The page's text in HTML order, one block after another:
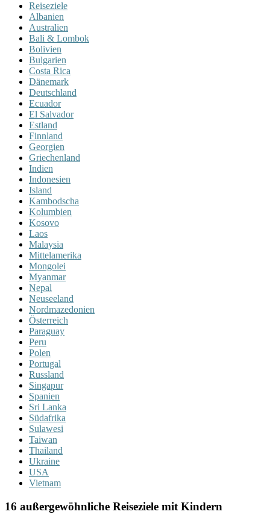
Reiseziele
Albanien
Australien
Bali & Lombok
Bolivien
Bulgarien
Costa Rica
Dänemark
Deutschland
Ecuador
El Salvador
Estland
Finnland
Georgien
Griechenland
Indien
Indonesien
Island
Kambodscha
Kolumbien
Kosovo
Laos
Malaysia
Mittelamerika
Mongolei
Myanmar
Nepal
Neuseeland
Nordmazedonien
Österreich
Paraguay
Peru
Polen
Portugal
Russland
Singapur
Spanien
Sri Lanka
Südafrika
Sulawesi
Taiwan
Thailand
Ukraine
USA
Vietnam
16 außergewöhnliche Reiseziele mit Kindern